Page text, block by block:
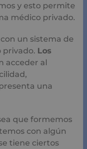
se pueda
sistema de salud,
seguros
sanitario con
se nos presenta
contrato de
económicos
a nuestros